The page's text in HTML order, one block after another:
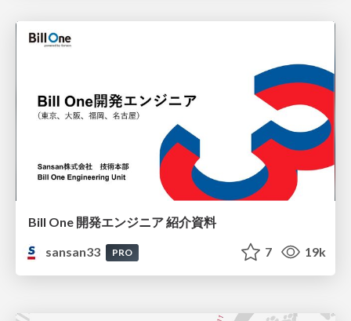
Bill One 開発エンジニア 紹介資料
sansan33
PRO 7 19k